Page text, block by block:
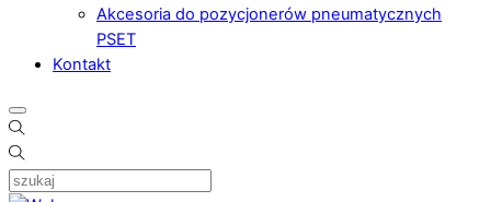
Akcesoria do pozycjonerów pneumatycznych
PSET
Kontakt